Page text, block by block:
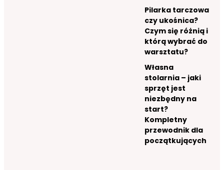
Pilarka tarczowa
czy ukośnica?
Czym się różnią i
którą wybrać do
warsztatu?
Własna
stolarnia – jaki
sprzęt jest
niezbędny na
start?
Kompletny
przewodnik dla
początkujących